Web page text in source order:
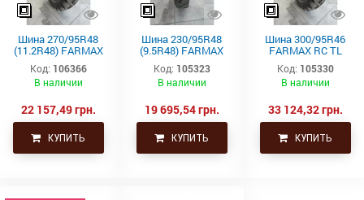
Шина 270/95R48
(11.2R48) FARMAX
RC TL 142D/145A8
CEAT
Код: 106366
В наличии
22 157,49 грн.
КУПИТЬ
Шина 230/95R48
(9.5R48) FARMAX
RC TL136D/139A8
CEAT
Код: 105323
В наличии
19 695,54 грн.
КУПИТЬ
Шина 300/95R46
FARMAX RC TL
148D/151A8 CEAT
Код: 105330
В наличии
33 124,32 грн.
КУПИТЬ